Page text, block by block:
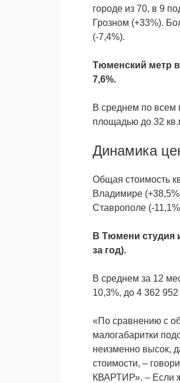
городе из 70, в 9
Грозном (+33%).
(-7,4%).
Тюменский метр в
7,6%.
В среднем по всем
площадью до 32
Динамика
Общая стоимость
Владимире
Ставрополе (-
В Тюмени студия
за год).
В среднем за 12
10,3%, до 4 362 952
«По сравнению с
малогабаритки
неизменно высок,
стоимости, –
КВАРТИР». – Если